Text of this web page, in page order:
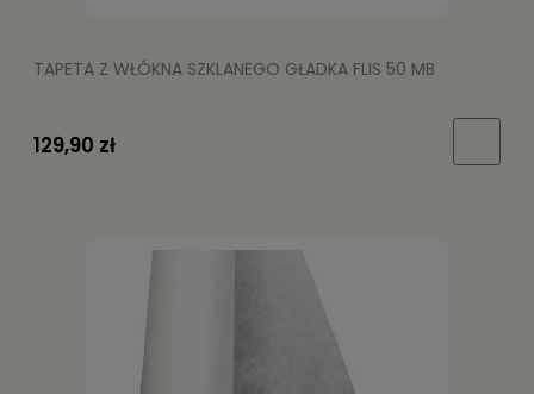
TAPETA Z WŁÓKNA SZKLANEGO GŁADKA FLIS 50 MB
129,90 zł